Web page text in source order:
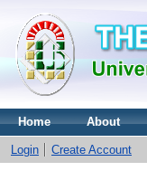
Home About
Login Create Account